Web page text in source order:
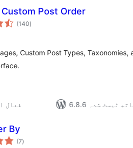
Post Order
(140مجموعی
درجہ
)
Custom Post Types, Taxonomies,
400,000+
ساتھ ٹیسٹ شدہ
By
(7مجموعی
درجہ
)